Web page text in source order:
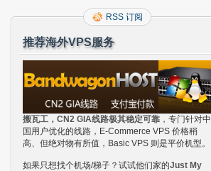
RSS 订阅
推荐海外VPS服务
搬瓦工，CN2 GIA线路极其稳定可靠 ，专门针对中
国用户优化的线路，E-Commerce VPS 价格稍
高、但绝对物有所值，Basic VPS 则是平价机型。
如果只想找个机场/梯子？试试他们家的Just My